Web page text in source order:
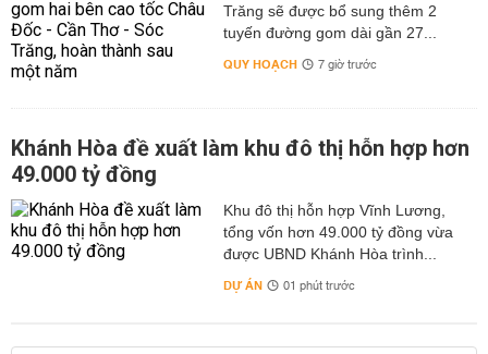
Trăng sẽ được bổ sung thêm 2
tuyến đường gom dài gần 27...
QUY HOẠCH 7 giờ trước
Khánh Hòa đề xuất làm khu đô thị hỗn hợp hơn
49.000 tỷ đồng
Khu đô thị hỗn hợp Vĩnh Lương,
tổng vốn hơn 49.000 tỷ đồng vừa
được UBND Khánh Hòa trình...
DỰ ÁN 01 phút trước